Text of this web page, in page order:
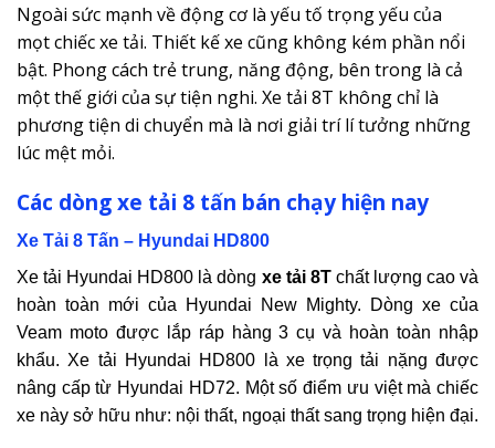
Ngoài sức mạnh về động cơ là yếu tố trọng yếu của
mọt chiếc xe tải. Thiết kế xe cũng không kém phần nổi
bật. Phong cách trẻ trung, năng động, bên trong là cả
một thế giới của sự tiện nghi. Xe tải 8T không chỉ là
phương tiện di chuyển mà là nơi giải trí lí tưởng những
lúc mệt mỏi.
Các dòng xe tải 8 tấn bán chạy hiện nay
Xe Tải 8 Tấn – Hyundai HD800
Xe tải Hyundai HD800 là dòng xe tải 8Tchất lượng cao và
hoàn toàn mới của Hyundai New Mighty. Dòng xe của
Veam moto được lắp ráp hàng 3 cụ và hoàn toàn nhập
khẩu. Xe tải Hyundai HD800 là xe trọng tải nặng được
nâng cấp từ Hyundai HD72. Một số điểm ưu việt mà chiếc
xe này sở hữu như: nội thất, ngoại thất sang trọng hiện đại.